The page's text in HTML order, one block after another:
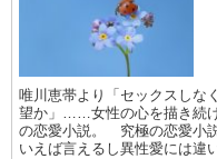
唯川恵帯より「セックスしな
望か」……女性の心を描き続
の恋愛小説。 究極の恋愛小
いえば言えるし異性愛には違